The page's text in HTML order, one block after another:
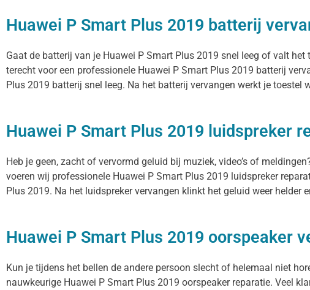
Huawei P Smart Plus 2019 batterij
Gaat de batterij van je Huawei P Smart Plus 2019 snel leeg of valt
terecht voor een professionele Huawei P Smart Plus 2019 batterij
Plus 2019 batterij snel leeg. Na het batterij vervangen werkt je toestel
Huawei P Smart Plus 2019 luidspreker
Heb je geen, zacht of vervormd geluid bij muziek, video’s of
voeren wij professionele Huawei P Smart Plus 2019 luidspreker
Plus 2019. Na het luidspreker vervangen klinkt het geluid weer helder
Huawei P Smart Plus 2019 oorspeaker
Kun je tijdens het bellen de andere persoon slecht of helemaal niet
nauwkeurige Huawei P Smart Plus 2019 oorspeaker reparatie. Veel